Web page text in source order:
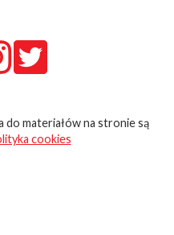
do materiałów na stronie są
cookies